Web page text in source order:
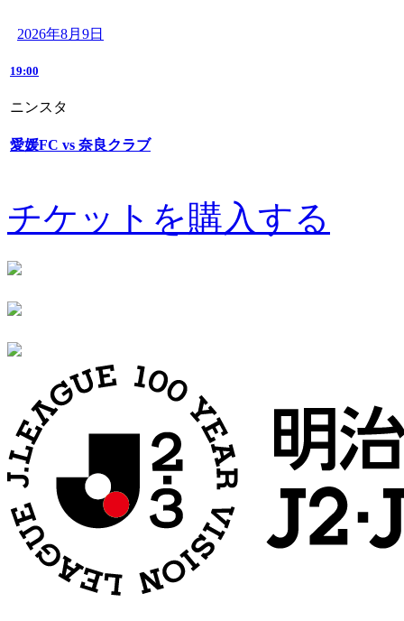
2026年8月9日
19:00
ニンスタ
愛媛FC vs 奈良クラブ
チケットを購入する